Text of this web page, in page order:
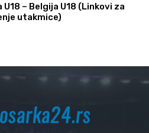
U18 – Belgija U18 (Linkovi za
utakmice)